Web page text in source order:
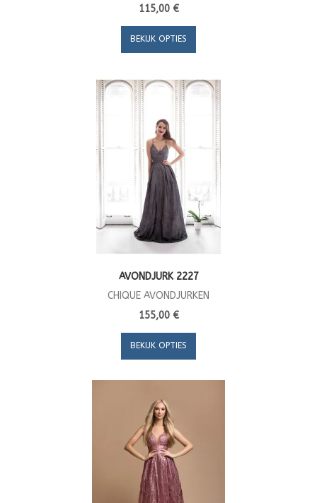
115,00 €
BEKIJK OPTIES
AVONDJURK 2227
CHIQUE AVONDJURKEN
155,00 €
BEKIJK OPTIES